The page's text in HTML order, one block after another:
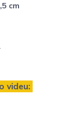
cm
videu: